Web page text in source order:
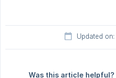
Updated
Was this article helpful?